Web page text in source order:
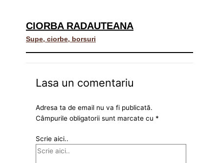
CIORBA RADAUTEANA
Supe, ciorbe, borsuri
Lasa un comentariu
Adresa ta de email nu va fi publicată.
Câmpurile obligatorii sunt marcate cu *
Scrie aici..